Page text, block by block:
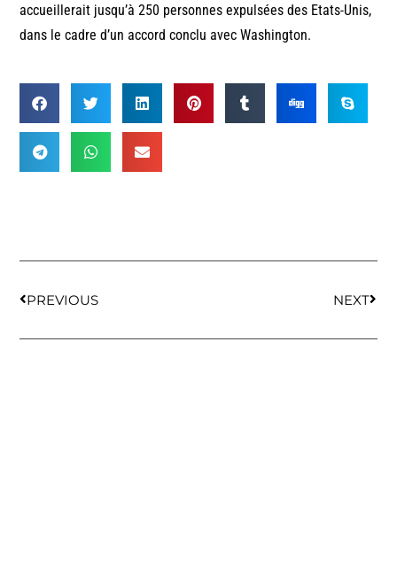
accueillerait jusqu’à 250 personnes expulsées des Etats-Unis,
dans le cadre d’un accord conclu avec Washington.
PREVIOUS NEXT